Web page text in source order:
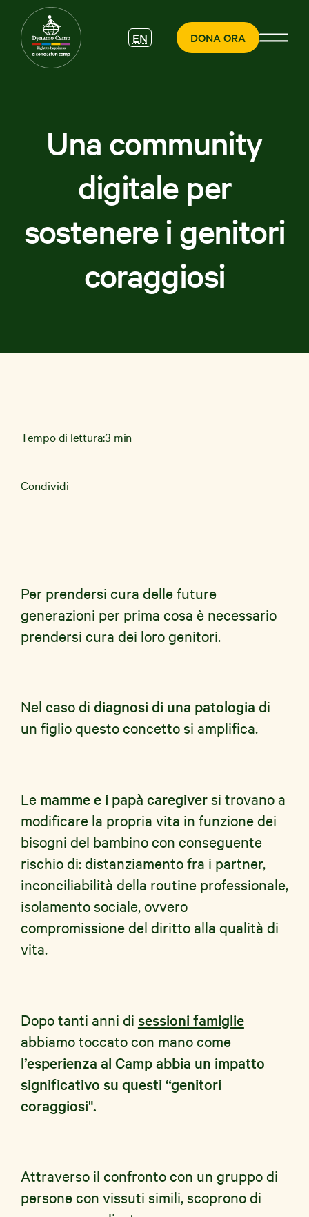
CHI SIAMO
COSA
FACCIAMO
PARTECIPA
SOSTIENICI
Shop Solidale
EN DONA ORA
Una community
digitale per
sostenere i genitori
coraggiosi
Tempo di lettura:3 min
Condividi
Per prendersi cura delle future
generazioni per prima cosa è necessario
prendersi cura dei loro genitori.
Nel caso di diagnosi di una patologia di
un figlio questo concetto si amplifica.
Le mamme e i papà caregiversi trovano a
modificare la propria vita in funzione dei
bisogni del bambino con conseguente
rischio di: distanziamento fra i partner,
inconciliabilità della routine professionale,
isolamento sociale, ovvero
compromissione del diritto alla qualità di
vita.
Dopo tanti anni di sessioni famiglie
abbiamo toccato con mano come
l’esperienza al Camp abbia un impatto
significativo su questi “genitori
coraggiosi".
Attraverso il confronto con un gruppo di
persone con vissuti simili, scoprono di